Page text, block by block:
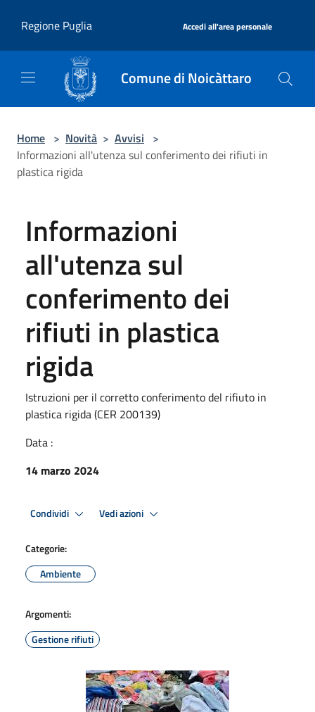
Regione Puglia
Accedi all'area personale
Comune di Noicàttaro
Home > Novità > Avvisi >
Informazioni all'utenza sul conferimento dei rifiuti in
plastica rigida
Informazioni
all'utenza sul
conferimento dei
rifiuti in plastica
rigida
Istruzioni per il corretto conferimento del rifiuto in
plastica rigida (CER 200139)
Data :
14 marzo 2024
Condividi Vedi azioni
Categorie:
Ambiente
Argomenti:
Gestione rifiuti